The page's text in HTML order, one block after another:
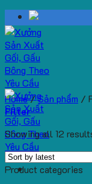
Skip
to
content
Home/Sản phẩm /
Filter
Showing all 12
Product categories